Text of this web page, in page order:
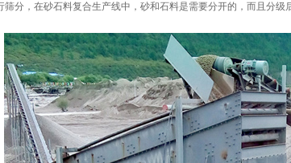
分，在砂石料复合生产线中，砂和石料是需要分开的，而且分